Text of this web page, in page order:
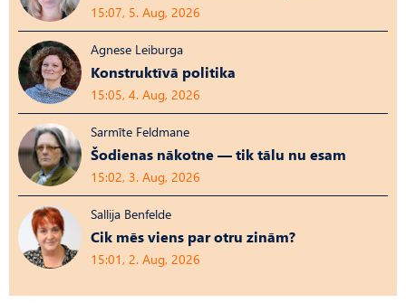
15:07, 5. Aug, 2026
Agnese Leiburga
Konstruktīvā politika
15:05, 4. Aug, 2026
Sarmīte Feldmane
Šodienas nākotne — tik tālu nu esam
15:02, 3. Aug, 2026
Sallija Benfelde
Cik mēs viens par otru zinām?
15:01, 2. Aug, 2026